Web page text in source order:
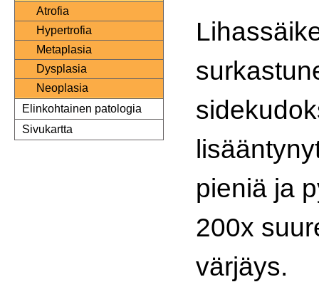
Atrofia
Hypertrofia
Metaplasia
Dysplasia
Neoplasia
Elinkohtainen patologia
Sivukartta
pieniä ja
200x
värjäys.